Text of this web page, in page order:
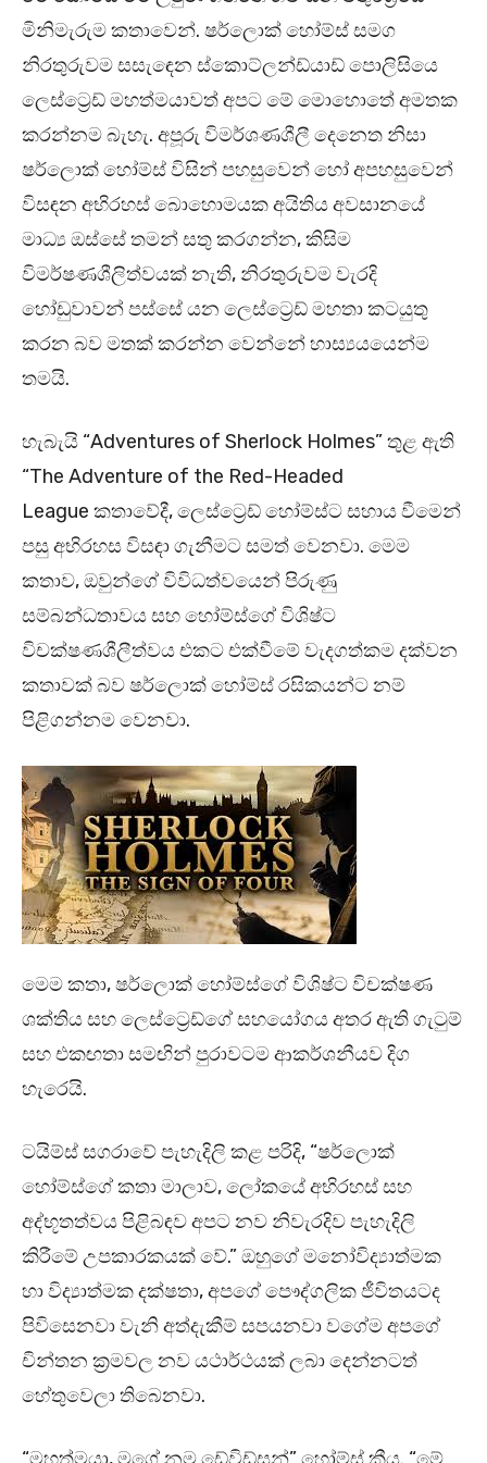
මිනිමැරුම කතාවෙන්. ෂර්ලොක් හෝම්ස් සමග
නිරතුරුවම සසැඳෙන ස්කොට්ලන්ඩ්යාඩ් පොලිසියෙ
ලෙස්ට්‍රෙඩ් මහත්මයාවත් අපට මේ මොහොතේ අමතක
කරන්නම බැහැ. අපූරු විමර්ශණශීලී දෙනෙත නිසා
ෂර්ලොක් හෝම්ස් විසින් පහසුවෙන් හෝ අපහසුවෙන්
විසඳන අභිරහස් බොහොමයක අයිතිය අවසානයේ
මාධ්‍ය ඔස්සේ තමන් සතු කරගන්න, කිසිම
විමර්ෂණශීලිත්වයක් නැති, නිරතුරුවම වැරදි
හෝඩුවාවන් පස්සේ යන ලෙස්ට්‍රෙඩ් මහතා කටයුතු
කරන බව මතක් කරන්න වෙන්නේ හාස්‍යයයෙන්ම
තමයි.
හැබැයි “Adventures of Sherlock Holmes” තුළ ඇති
“The Adventure of the Red-Headed
League කතාවේදී, ලෙස්ට්‍රෙඩ් හෝම්ස්ට සහාය වීමෙන්
පසු අභිරහස විසඳා ගැනීමට සමත් වෙනවා. මෙම
කතාව, ඔවුන්ගේ විවිධත්වයෙන් පිරුණු
සම්බන්ධතාවය සහ හෝම්ස්ගේ විශිෂ්ට
විචක්ෂණශීලීත්වය එකට එක්වීමේ වැදගත්කම දක්වන
කතාවක් බව ෂර්ලොක් හෝම්ස් රසිකයන්ට නම්
පිළිගන්නම වෙනවා.
මෙම කතා, ෂර්ලොක් හෝම්ස්ගේ විශිෂ්ට විචක්ෂණ
ශක්තිය සහ ලෙස්ට්‍රෙඩ්ගේ සහයෝගය අතර ඇති ගැටුම්
සහ එකඟතා සමඟින් පුරාවටම ආකර්ශනීයව දිග
හැරෙයි.
ටයිම්ස් සගරාවේ පැහැදිලි කළ පරිදි, “ෂර්ලොක්
හෝම්ස්ගේ කතා මාලාව, ලෝකයේ අභිරහස් සහ
අද්භූතත්වය පිළිබඳව අපට නව නිවැරදිව පැහැදිලි
කිරීමේ උපකාරකයක් වේ.” ඔහුගේ මනෝවිද්‍යාත්මක
හා විද්‍යාත්මක දක්ෂතා, අපගේ පෞද්ගලික ජීවිතයටද
පිවිසෙනවා වැනි අත්දැකීම් සපයනවා වගේම අපගේ
චින්තන ක්‍රමවල නව යථාර්ථයක් ලබා දෙන්නටත්
හේතුවෙලා තිබෙනවා.